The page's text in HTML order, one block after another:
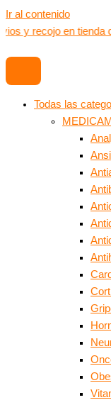
Ir al contenido
y recojo en tienda
Todas las